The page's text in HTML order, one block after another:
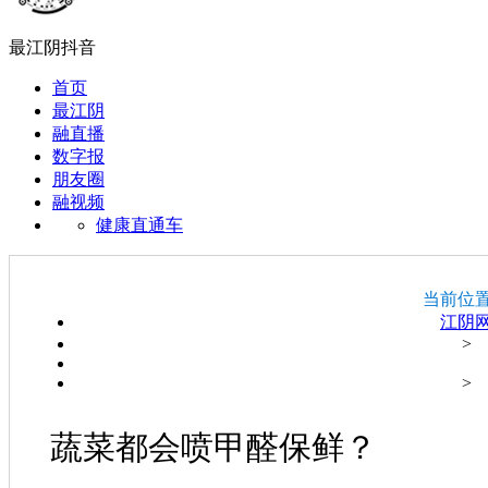
最江阴抖音
首页
最江阴
融直播
数字报
朋友圈
融视频
健康直通车
当前位
江阴
>
>
蔬菜都会喷甲醛保鲜？